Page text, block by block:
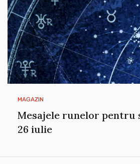
MAGAZIN
Mesajele runelor pentru
26 iulie